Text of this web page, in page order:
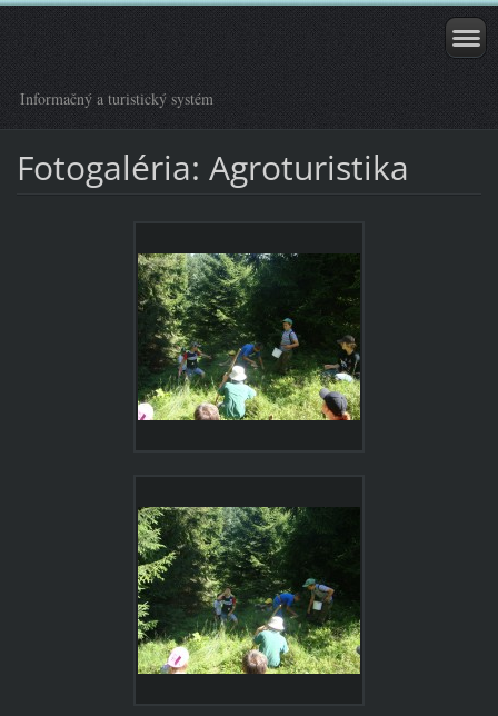
Informačný a turistický systém
Fotogaléria: Agroturistika